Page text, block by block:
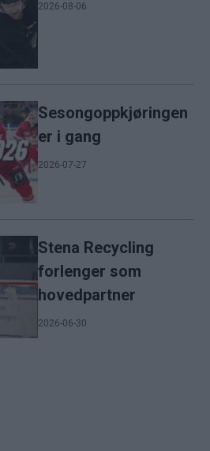
2026-08-06
Sesongoppkjøringen
er i gang
2026-07-27
Stena Recycling
forlenger som
hovedpartner
2026-06-30